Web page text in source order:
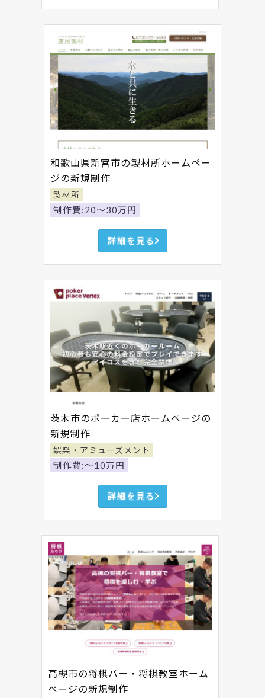
和歌山県新宮市の製材所ホームペー
ジの新規制作
製材所
制作費:20～30万円
詳細を見る
茨木市のポーカー店ホームページの
新規制作
娯楽・アミューズメント
制作費:～10万円
詳細を見る
高槻市の将棋バー・将棋教室ホーム
ページの新規制作